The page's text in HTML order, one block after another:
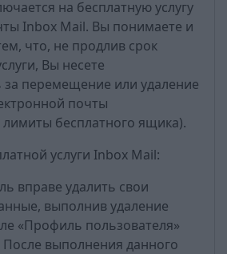
на бесплатную услугу
Inbox Mail. Вы понимаете и
что, не продлив срок
Вы несете
за перемещение или удаление
почты
бесплатного ящика).
услуги Inbox Mail:
вправе удалить свои
выполнив удаление
«Профиль пользователя»
выполнения данного